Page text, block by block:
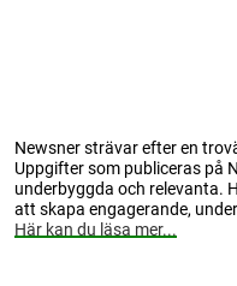
Newsner strävar efter en
Uppgifter som publiceras på
underbyggda och relevanta.
att skapa engagerande,
Här kan du läsa mer...